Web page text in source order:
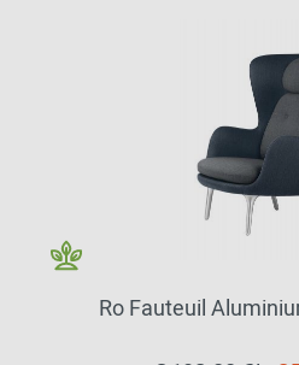
Ro Fauteuil